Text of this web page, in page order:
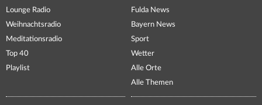
Lounge Radio
Weihnachtsradio
Meditationsradio
Top 40
Playlist
Fulda News
Bayern News
Sport
Wetter
Alle Orte
Alle Themen